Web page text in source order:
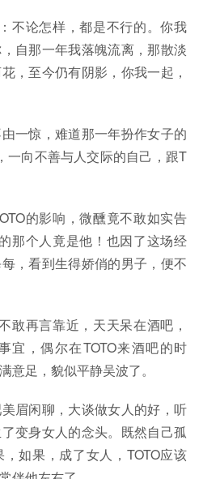
论怎样，都是不行的。你我
自那一年我落魄流离，那散淡
，至今仍有阴影，你我一起，
惊，难道那一年扮作女子的
向不善与人交际的自己，跟T
的影响，微醺竟不敢如实告
那个人竟是他！也因了这场经
，看到生得娇俏的男子，便不
再言靠近，天天呆在酒吧，
宜，偶尔在TOTO来酒吧的时
意足，貌似平静吴波了。
闲聊，大谈做女人的好，听
变身女人的念头。既然自己孤
如果，成了女人，TOTO应该